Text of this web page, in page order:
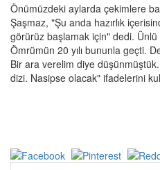
Önümüzdeki aylarda çekimlere
Şaşmaz, "Şu anda hazırlık
görürüz başlamak için" dedi.
Ömrümün 20 yılı bununla geçti.
Bir ara verelim diye
dizi. Nasipse olacak" ifadelerini